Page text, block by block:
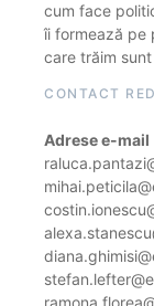
cum face
îi formează pe
care trăim
CONTACT
Adrese e-mail